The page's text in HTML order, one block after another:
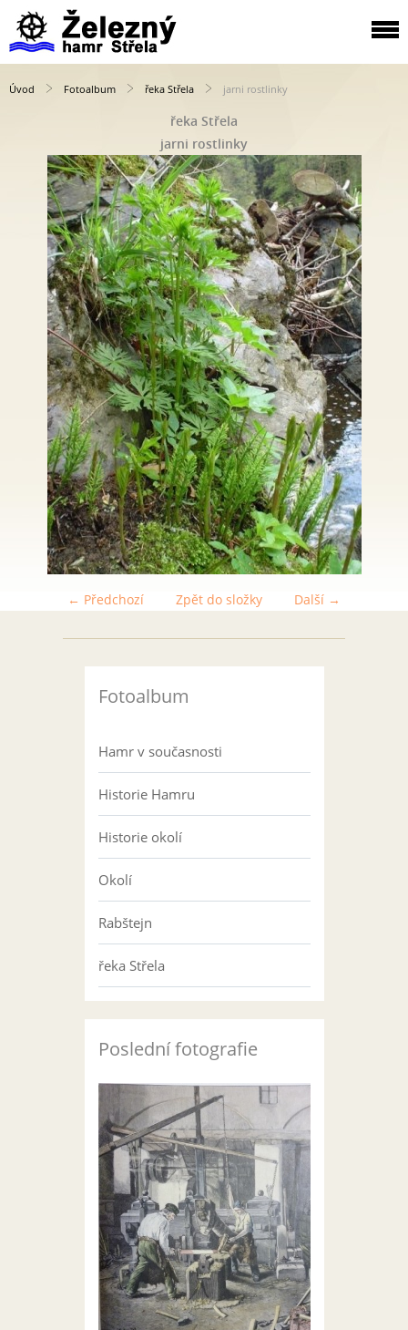
Úvod Fotoalbum řeka Střela jarni rostlinky
řeka Střela
jarni rostlinky
← Předchozí Další →
Zpět do složky
Fotoalbum
Hamr v současnosti
Historie Hamru
Historie okolí
Okolí
Rabštejn
řeka Střela
Poslední fotografie